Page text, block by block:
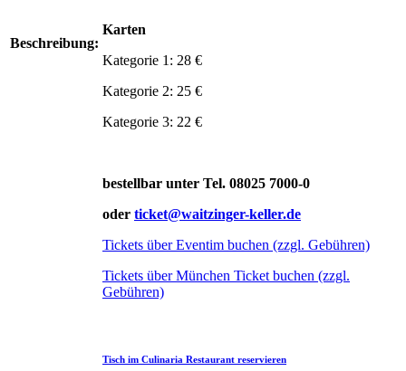
Beschreibung:
Karten
Kategorie 1: 28 €
Kategorie 2: 25 €
Kategorie 3: 22 €
bestellbar unter Tel. 08025 7000-0
oder ticket@waitzinger-keller.de
Tickets über Eventim buchen (zzgl. Gebühren)
Tickets über München Ticket buchen (zzgl.
Gebühren)
Tisch im Culinaria Restaurant reservieren